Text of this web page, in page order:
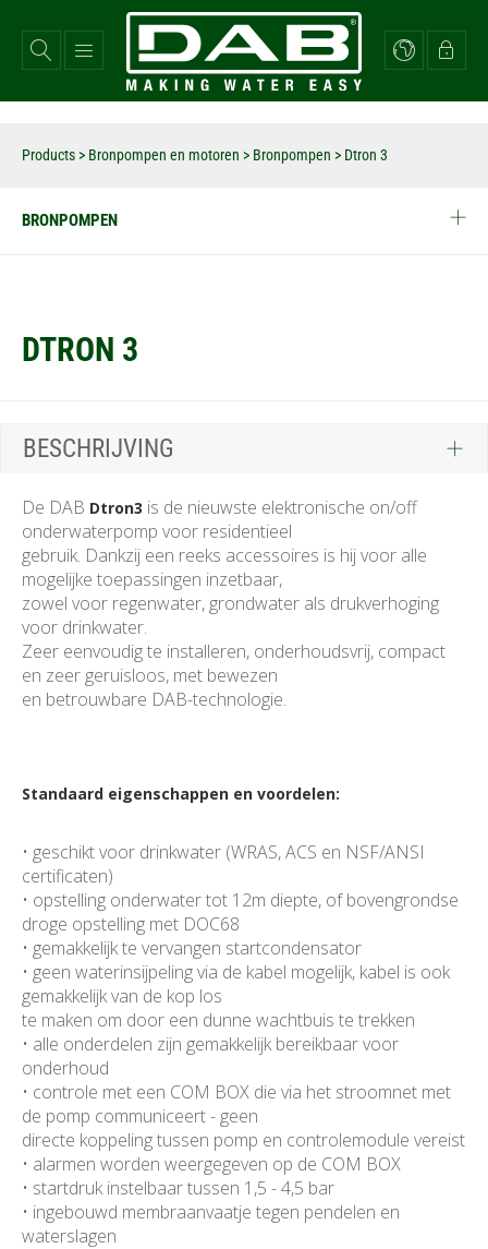
naar
Products > Bronpompen en motoren > Bronpompen > Dtron 3
BRONPOMPEN
DTRON 3
BESCHRIJVING
De DAB Dtron3 is de nieuwste elektronische on/off
onderwaterpomp voor residentieel
gebruik. Dankzij een reeks accessoires is hij voor alle
mogelijke toepassingen inzetbaar,
zowel voor regenwater, grondwater als drukverhoging
voor drinkwater.
Zeer eenvoudig te installeren, onderhoudsvrij, compact
en zeer geruisloos, met bewezen
en betrouwbare DAB-technologie.
Standaard eigenschappen en voordelen:
• geschikt voor drinkwater (WRAS, ACS en NSF/ANSI
certificaten)
• opstelling onderwater tot 12m diepte, of bovengrondse
droge opstelling met DOC68
• gemakkelijk te vervangen startcondensator
• geen waterinsijpeling via de kabel mogelijk, kabel is ook
gemakkelijk van de kop los
te maken om door een dunne wachtbuis te trekken
• alle onderdelen zijn gemakkelijk bereikbaar voor
onderhoud
• controle met een COM BOX die via het stroomnet met
de pomp communiceert - geen
directe koppeling tussen pomp en controlemodule vereist
• alarmen worden weergegeven op de COM BOX
• startdruk instelbaar tussen 1,5 - 4,5 bar
• ingebouwd membraanvaatje tegen pendelen en
waterslagen